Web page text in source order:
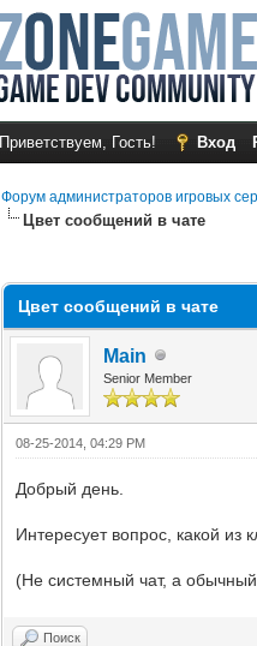
Приветствуем, Гость! Вход
Форум администраторов игровых
Цвет сообщений в чате
Цвет сообщений в чате
Main
Senior Member
08-25-2014, 04:29 PM
Добрый день.
Интересует вопрос, какой из
(Не системный чат, а
Поиск